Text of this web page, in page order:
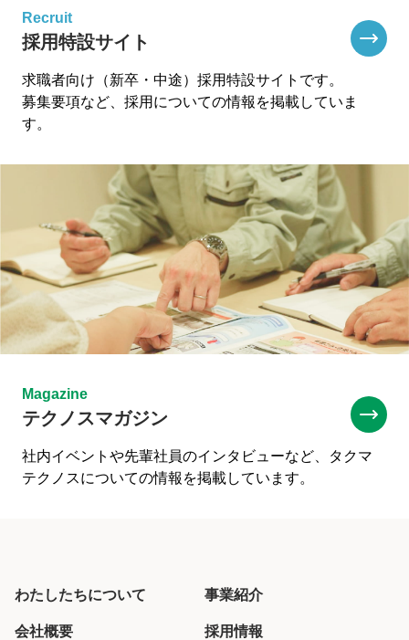
Recruit
採用特設サイト
求職者向け（新卒・中途）採用特設サイトです。
募集要項など、採用についての情報を掲載していま
す。
Magazine
テクノスマガジン
社内イベントや先輩社員のインタビューなど、タクマ
テクノスについての情報を掲載しています。
わたしたちについて 事業紹介
会社概要 採用情報